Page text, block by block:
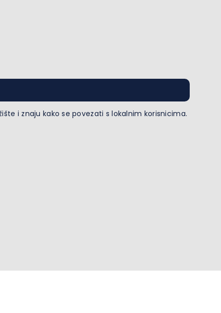
i znaju kako se povezati s lokalnim korisnicima.